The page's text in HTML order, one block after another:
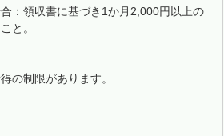
領収書に基づき1か月2,000円以上の
と。
の制限があります。